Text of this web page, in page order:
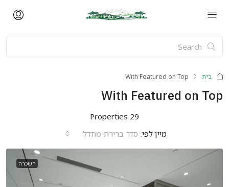
בית With Featured on Top
With Featured on Top
29 Properties
מיין לפי: סדר ברירת מחדל
השכרה